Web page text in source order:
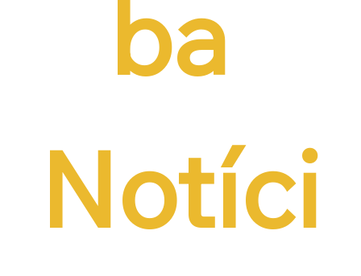
ba
Notíci